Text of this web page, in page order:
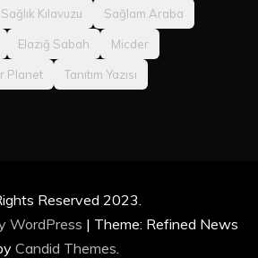
Sağlık Kılavuzu Sağlam Araba
Elazığ Sabah Micder
Planet Tanıtım Yazısı
Reserved 2023.
WordPress | Theme: Refined News
Candid Themes.